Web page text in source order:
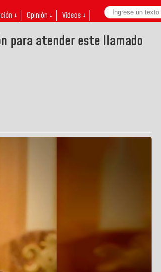
↓ Opinión ↓ Videos ↓
para atender este llamado